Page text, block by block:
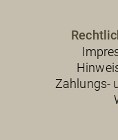
Zahlungs-